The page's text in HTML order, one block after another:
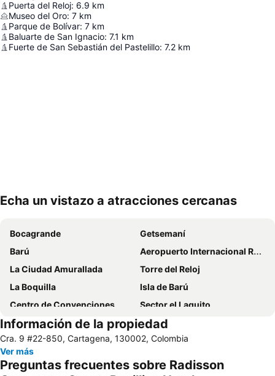
Puerta del Reloj: 6.9 km
Museo del Oro: 7 km
Parque de Bolívar: 7 km
Baluarte de San Ignacio: 7.1 km
Fuerte de San Sebastián del Pastelillo: 7.2 km
Echa un vistazo a atracciones cercanas
Bocagrande
Getsemaní
Barú
Aeropuerto Internacional Rafael Núñez
La Ciudad Amurallada
Torre del Reloj
La Boquilla
Isla de Barú
Centro de Convenciones
Sector el Laguito
Museo Histórico - Palacio de la Inquisición
Playa Blanca
Parque Nacional Corales del Rosario
Las Bóvedas
Catedral de Santa Catalina de Alejandría
Estadio Jaime Morón
Información de la propiedad
Cra. 9 #22-850, Cartagena, 130002, Colombia
Ver más
Preguntas frecuentes sobre Radisson